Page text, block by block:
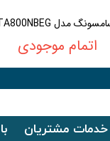
اتمام موجودی
خدمات مشتریان